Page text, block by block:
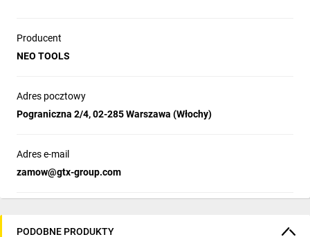
Producent
NEO TOOLS
Adres pocztowy
Pograniczna 2/4, 02-285 Warszawa (Włochy)
Adres e-mail
zamow@gtx-group.com
PODOBNE PRODUKTY